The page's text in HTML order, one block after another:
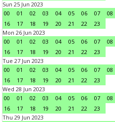
Sun 25 Jun 2023
00
01 02 03 04 05 06 07 08
16
17 18 19 20 21 22
23
Mon 26 Jun 2023
00
01 02 03 04 05 06 07 08
16
17 18 19 20 21 22
23
Tue 27 Jun 2023
00
01 02 03 04 05 06 07 08
16
17 18 19 20 21 22
23
Wed 28 Jun 2023
00
01 02 03 04 05 06 07 08
16
17 18 19 20 21 22
23
Thu 29 Jun 2023